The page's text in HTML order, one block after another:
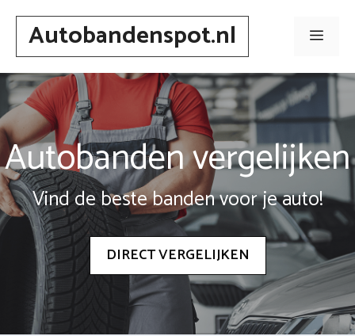
Spring
inhoudAutobandenspot.nl Menu
Autobanden vergelijken
Vind de beste banden voor je auto!
DIRECT VERGELIJKEN